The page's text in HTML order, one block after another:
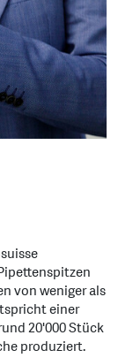
von weniger als
einer
20'000 Stück
produziert.